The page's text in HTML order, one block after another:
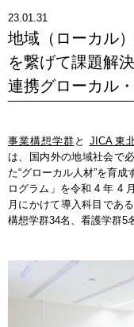
23.01.31
地域（ローカル
を繋げて課題解
連携グローカル
事業構想学群 と JICA 東
は、国内外の地域社会で
た“グローカル人材”を育
ログラム」を令和 4 年 4
月にかけて導入科目であ
構想学群34名、看護学群5